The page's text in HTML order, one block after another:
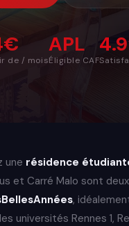
de / mois
APL
Éligible CAF
une résidence
et Carré Malo sont
,
universités Rennes 1,